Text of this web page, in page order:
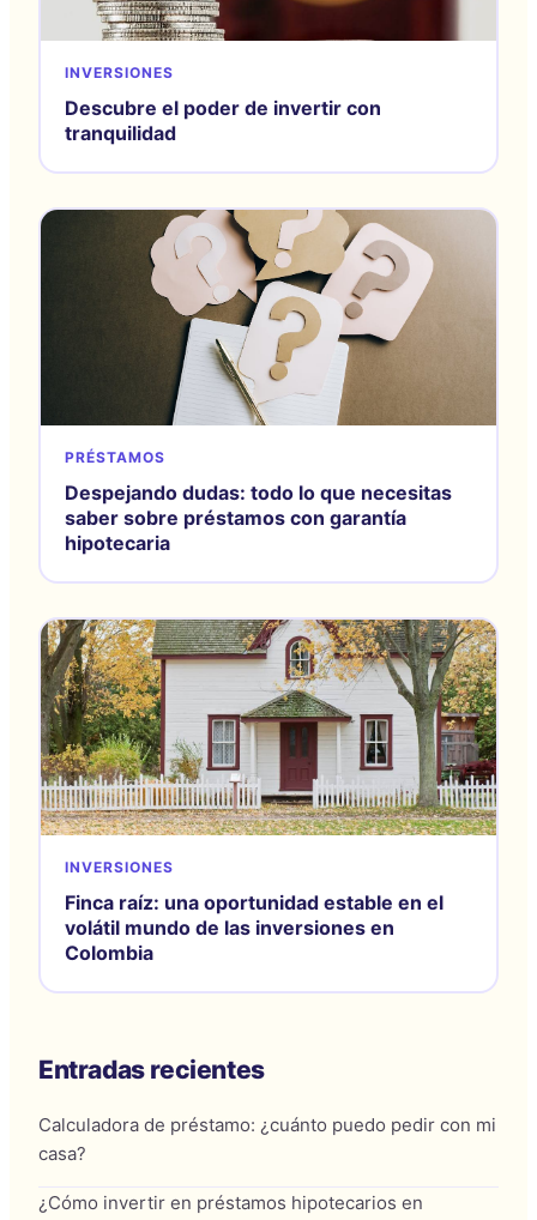
INVERSIONES
Descubre el poder de invertir con
tranquilidad
PRÉSTAMOS
Despejando dudas: todo lo que necesitas
saber sobre préstamos con garantía
hipotecaria
INVERSIONES
Finca raíz: una oportunidad estable en el
volátil mundo de las inversiones en
Colombia
Entradas recientes
Calculadora de préstamo: ¿cuánto puedo pedir con mi
casa?
¿Cómo invertir en préstamos hipotecarios en